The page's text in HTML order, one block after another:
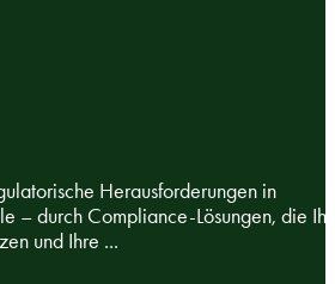
Herausforderungen in
– durch Compliance-Lösungen, die Ihr
und Ihre ...